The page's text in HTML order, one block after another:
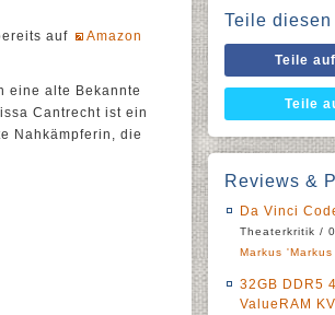
auf
Amazon
eine alte Bekannte
Cantrecht ist ein
Nahkämpferin, die
Teile diesen
Teile
Teile
Reviews &
Da Vinci
Theaterkritik /
Markus
32GB DDR5
ValueRAM